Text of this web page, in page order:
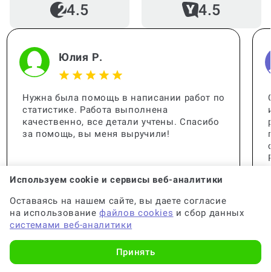
4.5 4.5
Юлия Р.
Нужна была помощь в написании работ по
статистике. Работа выполнена
качественно, все детали учтены. Спасибо
за помощь, вы меня выручили!
Используем cookie и сервисы веб-аналитики
Оставаясь на нашем сайте, вы даете согласие
на использованиефайлов cookies и сбор данных
системами веб-аналитики
Принять